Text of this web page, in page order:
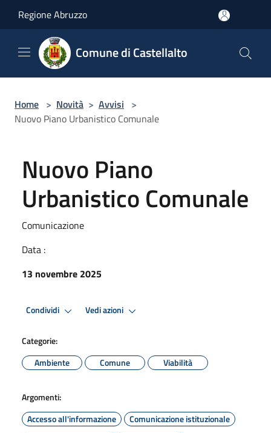
Regione Abruzzo
Comune di Castellalto
Home > Novità > Avvisi >
Nuovo Piano Urbanistico Comunale
Nuovo Piano
Urbanistico Comunale
Comunicazione
Data :
13 novembre 2025
Condividi Vedi azioni
Categorie:
Ambiente
Comune Viabilità
Argomenti:
Accesso all'informazione
Comunicazione istituzionale